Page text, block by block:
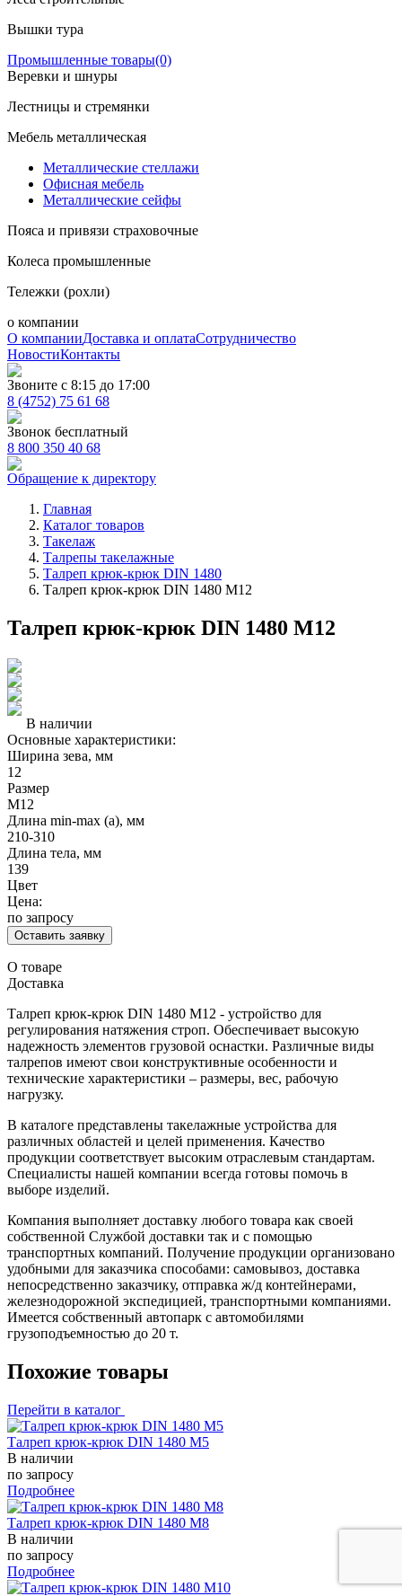
Вышки тура
Промышленные товары(0)
Веревки и шнуры
Лестницы и стремянки
Мебель металлическая
Металлические стеллажи
Офисная мебель
Металлические сейфы
Пояса и привязи страховочные
Колеса промышленные
Тележки (рохли)
о компании
О компанииДоставка и оплатаСотрудничество
НовостиКонтакты
Звоните с 8:15 до 17:00
8 (4752) 75 61 68
Звонок бесплатный
8 800 350 40 68
Обращение к директору
Главная
Каталог товаров
Такелаж
Талрепы такелажные
Талреп крюк-крюк DIN 1480
Талреп крюк-крюк DIN 1480 М12
Талреп крюк-крюк DIN 1480 М12
В наличии
Основные характеристики:
Ширина зева, мм
12
Размер
М12
Длина min-max (а), мм
210-310
Длина тела, мм
139
Цвет
Цена:
по запросу
Оставить заявку
О товаре
Доставка
Талреп крюк-крюк DIN 1480 М12 - устройство для
регулирования натяжения строп. Обеспечивает высокую
надежность элементов грузовой оснастки. Различные виды
талрепов имеют свои конструктивные особенности и
технические характеристики – размеры, вес, рабочую
нагрузку.
В каталоге представлены такелажные устройства для
различных областей и целей применения. Качество
продукции соответствует высоким отраслевым стандартам.
Специалисты нашей компании всегда готовы помочь в
выборе изделий.
Компания выполняет доставку любого товара как своей
собственной Службой доставки так и с помощью
транспортных компаний. Получение продукции организовано
удобными для заказчика способами: самовывоз, доставка
непосредственно заказчику, отправка ж/д контейнерами,
железнодорожной экспедицией, транспортными компаниями.
Имеется собственный автопарк с автомобилями
грузоподъемностью до 20 т.
Похожие товары
Перейти в каталог
Талреп крюк-крюк DIN 1480 М5
В наличии
по запросу
Подробнее
Талреп крюк-крюк DIN 1480 М8
В наличии
по запросу
Подробнее